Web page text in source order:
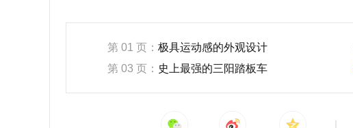
第 01 页： 极具运动感的外观设计
第 03 页： 史上最强的三阳踏板车